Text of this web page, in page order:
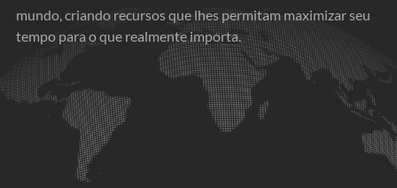
mundo, criando recursos que lhes permitam maximizar seu
tempo para o que realmente importa.